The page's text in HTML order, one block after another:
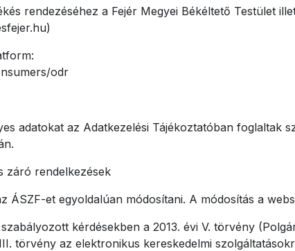
rendezéséhez a Fejér Megyei Békéltető Testület
odr
adatokat az Adatkezelési Tájékoztatóban foglaltak
záró rendelkezések
ÁSZF-et egyoldalúan módosítani. A módosítás a
kérdésekben a 2013. évi V. törvény
törvény az elektronikus kereskedelmi